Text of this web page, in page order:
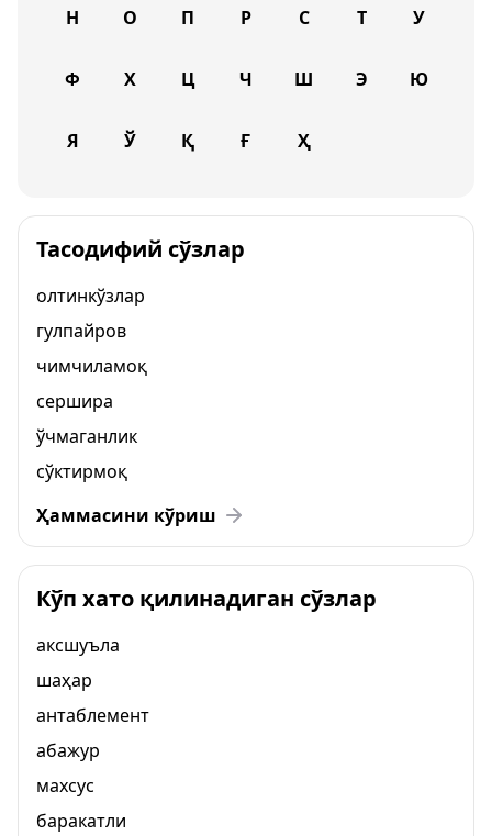
Н О П Р С Т У
Ф Х Ц Ч Ш Э Ю
Я Ў Қ Ғ Ҳ
Тасодифий сўзлар
олтинкўзлар
гулпайров
чимчиламоқ
сершира
ўчмаганлик
сўктирмоқ
Ҳаммасини кўриш
Кўп хато қилинадиган сўзлар
аксшуъла
шаҳар
антаблемент
абажур
махсус
баракатли